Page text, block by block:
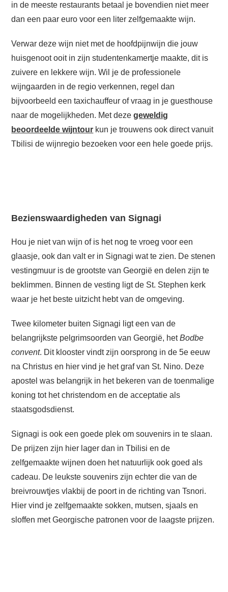
in de meeste restaurants betaal je bovendien niet meer
dan een paar euro voor een liter zelfgemaakte wijn.
Verwar deze wijn niet met de hoofdpijnwijn die jouw
huisgenoot ooit in zijn studentenkamertje maakte, dit is
zuivere en lekkere wijn. Wil je de professionele
wijngaarden in de regio verkennen, regel dan
bijvoorbeeld een taxichauffeur of vraag in je guesthouse
naar de mogelijkheden. Met dezegeweldig
beoordeelde wijntour kun je trouwens ook direct vanuit
Tbilisi de wijnregio bezoeken voor een hele goede prijs.
Bezienswaardigheden van Signagi
Hou je niet van wijn of is het nog te vroeg voor een
glaasje, ook dan valt er in Signagi wat te zien. De stenen
vestingmuur is de grootste van Georgië en delen zijn te
beklimmen. Binnen de vesting ligt de St. Stephen kerk
waar je het beste uitzicht hebt van de omgeving.
Twee kilometer buiten Signagi ligt een van de
belangrijkste pelgrimsoorden van Georgië, hetBodbe
convent. Dit klooster vindt zijn oorsprong in de 5e eeuw
na Christus en hier vind je het graf van St. Nino. Deze
apostel was belangrijk in het bekeren van de toenmalige
koning tot het christendom en de acceptatie als
staatsgodsdienst.
Signagi is ook een goede plek om souvenirs in te slaan.
De prijzen zijn hier lager dan in Tbilisi en de
zelfgemaakte wijnen doen het natuurlijk ook goed als
cadeau. De leukste souvenirs zijn echter die van de
breivrouwtjes vlakbij de poort in de richting van Tsnori.
Hier vind je zelfgemaakte sokken, mutsen, sjaals en
sloffen met Georgische patronen voor de laagste prijzen.